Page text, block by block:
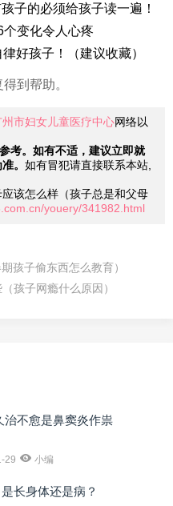
子的必须给孩子读一遍！
个变化令人心疼
好孩子！（建议收藏）
到帮助。
州市妇女儿童医疗中心网络以
考。如有不适，建议立即就
。 如有冒犯请直接联系本站,
该怎么样（孩子总是和父母
youery/341982.html
孩子偷东西怎么教育）
孩子网瘾什么原因）
治不愈是鼻窦炎作祟
29 小编
长身体还是病？